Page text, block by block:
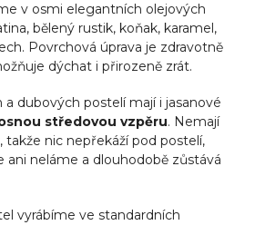
i
s
u
v osmi elegantních olejových
bělený rustik, koňak, karamel,
Povrchová úprava je zdravotně
dýchat i přirozeně zrát.
dubových postelí mají i jasanové
středovou vzpěru. Nemají
takže nic nepřekáží pod postelí,
ani neláme a dlouhodobě zůstává
vyrábíme ve standardních